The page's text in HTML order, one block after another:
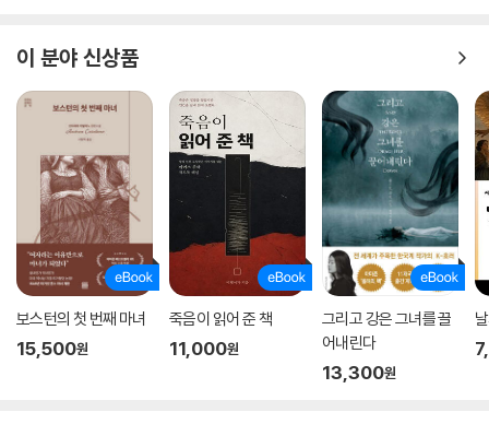
이 분야 신상품
보스턴의 첫 번째 마녀
15,500원
죽음이 읽어 준 책
11,000원
그리고 강은 그녀를 끌
어내린다
13,300원